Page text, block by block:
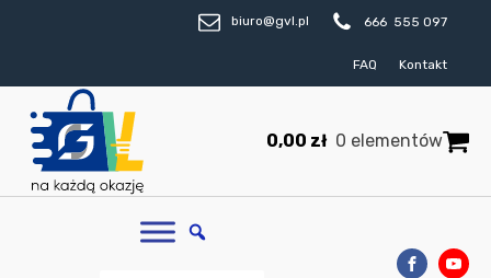
biuro@gvl.pl 666 555 097
FAQ Kontakt
0,00 zł 0 elementów